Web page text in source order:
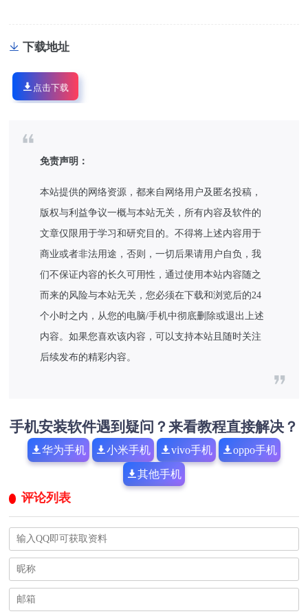
下载地址
点击下载
免责声明：
本站提供的网络资源，都来自网络用户及匿名投稿，
版权与利益争议一概与本站无关，所有内容及软件的
文章仅限用于学习和研究目的。不得将上述内容用于
商业或者非法用途，否则，一切后果请用户自负，我
们不保证内容的长久可用性，通过使用本站内容随之
而来的风险与本站无关，您必须在下载和浏览后的24
个小时之内，从您的电脑/手机中彻底删除或退出上述
内容。如果您喜欢该内容，可以支持本站且随时关注
后续发布的精彩内容。
手机安装软件遇到疑问？来看教程直接解决？
华为手机 小米手机 vivo手机 oppo手机
其他手机
评论列表